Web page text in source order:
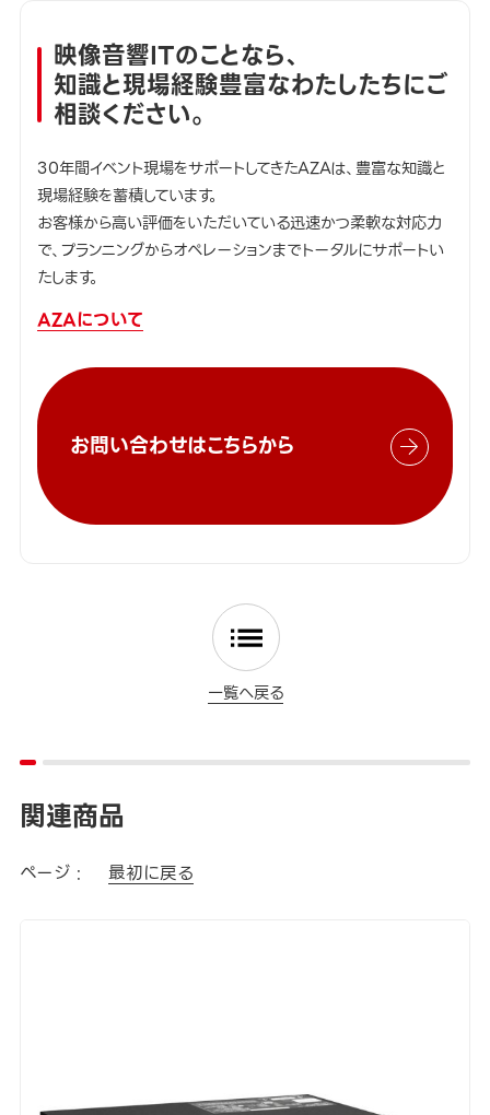
映像音響ITのことなら、
知識と現場経験豊富なわたしたちにご
相談ください。
30年間イベント現場をサポートしてきたAZAは、豊富な知識と
現場経験を蓄積しています。
お客様から高い評価をいただいている迅速かつ柔軟な対応力
で、プランニングからオペレーションまでトータルにサポートい
たします。
AZAについて
お問い合わせはこちらから
一覧へ戻る
関連商品
ページ : 最初に戻る